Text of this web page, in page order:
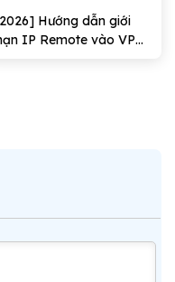
Hướng dẫn giới
IP Remote vào VPS